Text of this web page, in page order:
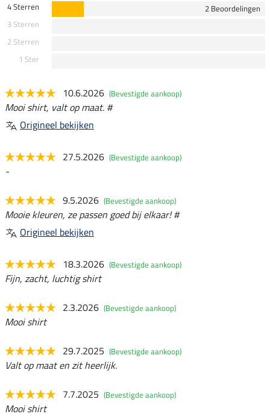
4 Sterren
2 Beoordelingen
3 Sterren
2 Sterren
1 Ster
10.6.2026 (Bevestigde aankoop)
Mooi shirt, valt op maat. #
Origineel bekijken
27.5.2026 (Bevestigde aankoop)
-
9.5.2026 (Bevestigde aankoop)
Mooie kleuren, ze passen goed bij elkaar! #
Origineel bekijken
18.3.2026 (Bevestigde aankoop)
Fijn, zacht, luchtig shirt
2.3.2026 (Bevestigde aankoop)
Mooi shirt
29.7.2025 (Bevestigde aankoop)
Valt op maat en zit heerlijk.
7.7.2025 (Bevestigde aankoop)
Mooi shirt